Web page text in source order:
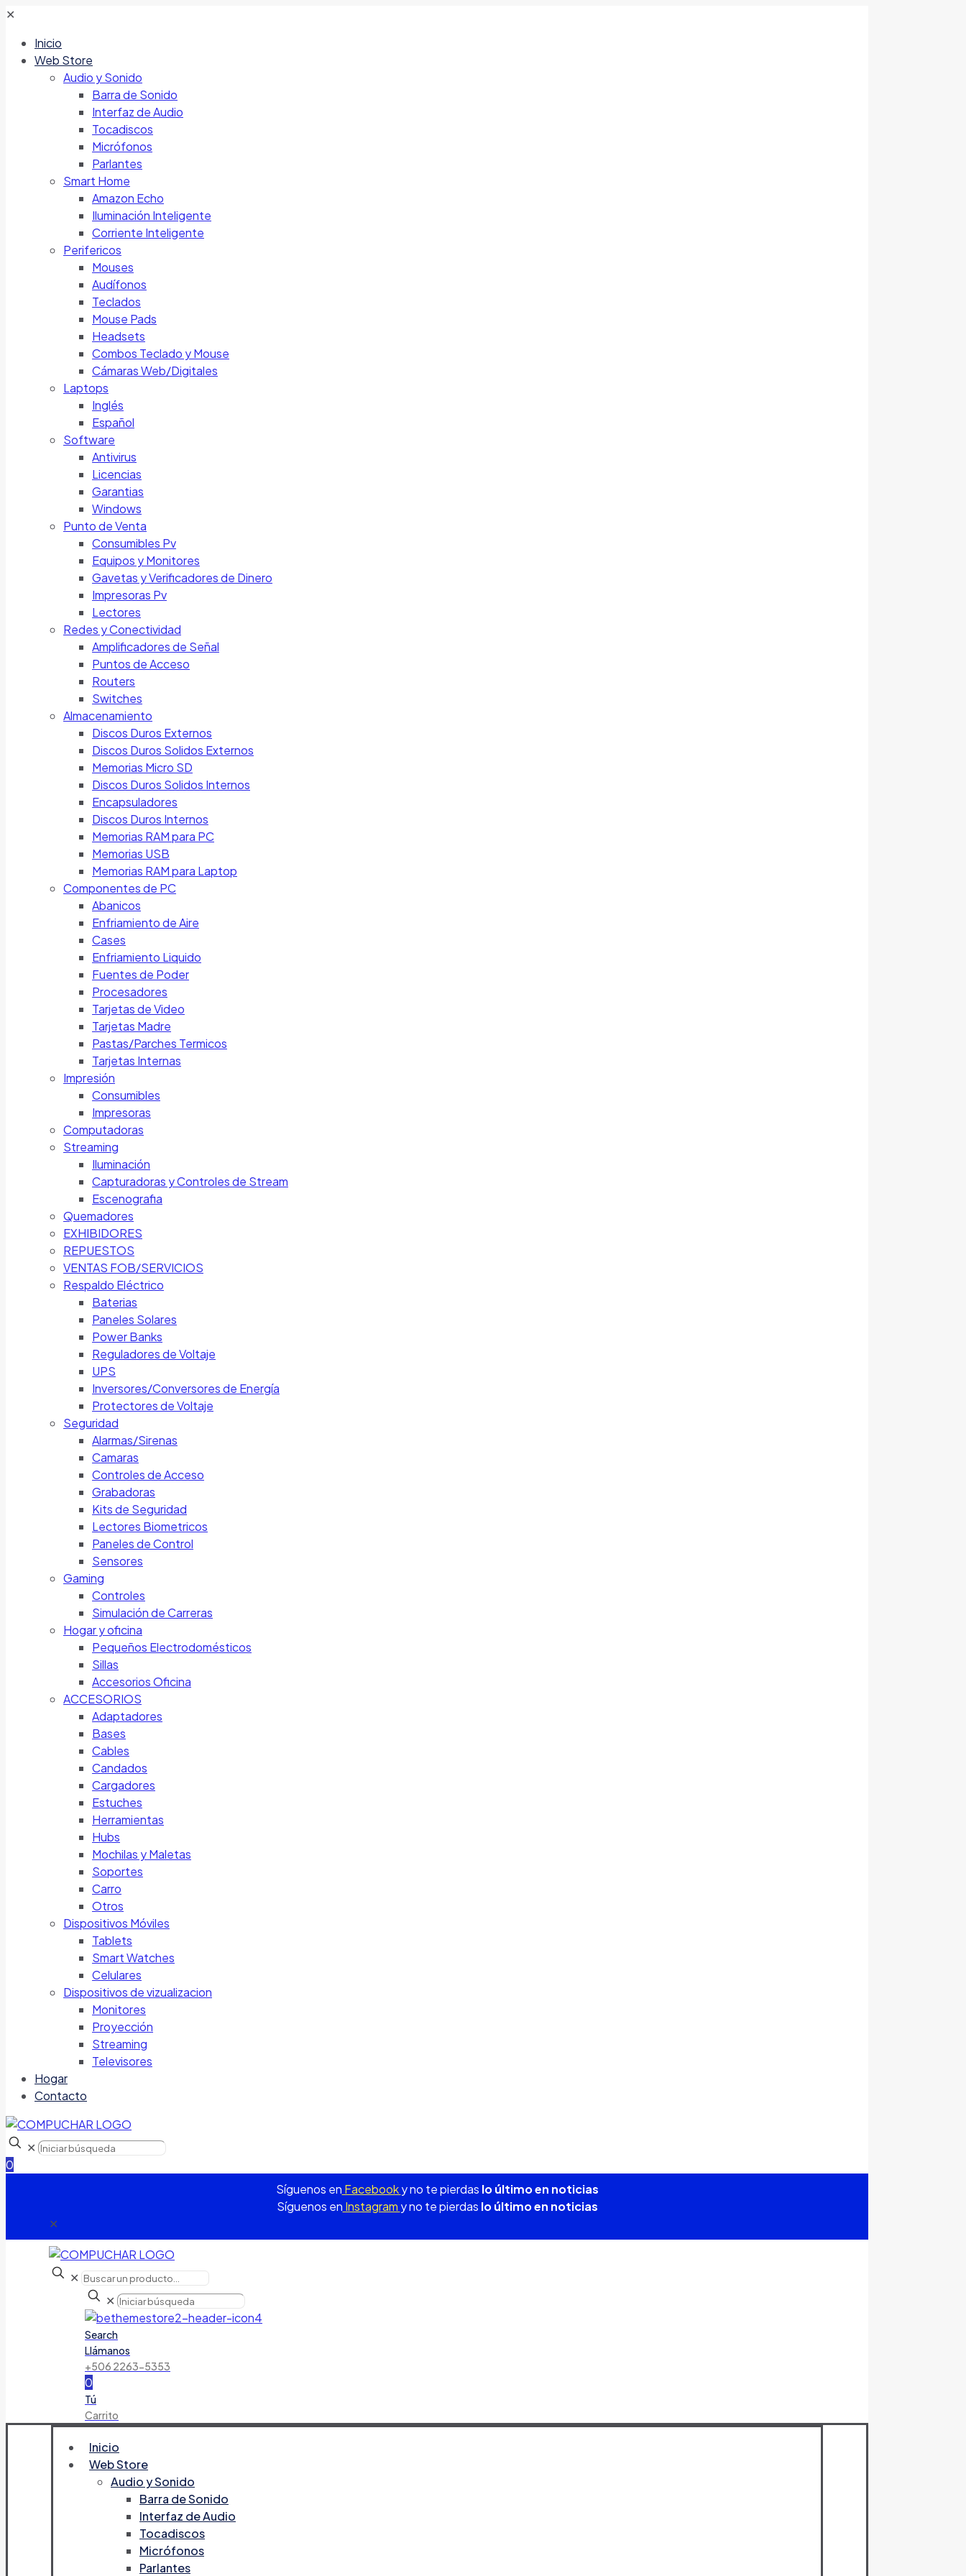
✕
Inicio
Web Store
Audio y Sonido
Barra de Sonido
Interfaz de Audio
Tocadiscos
Micrófonos
Parlantes
Smart Home
Amazon Echo
Iluminación Inteligente
Corriente Inteligente
Perifericos
Mouses
Audífonos
Teclados
Mouse Pads
Headsets
Combos Teclado y Mouse
Cámaras Web/Digitales
Laptops
Inglés
Español
Software
Antivirus
Licencias
Garantias
Windows
Punto de Venta
Consumibles Pv
Equipos y Monitores
Gavetas y Verificadores de Dinero
Impresoras Pv
Lectores
Redes y Conectividad
Amplificadores de Señal
Puntos de Acceso
Routers
Switches
Almacenamiento
Discos Duros Externos
Discos Duros Solidos Externos
Memorias Micro SD
Discos Duros Solidos Internos
Encapsuladores
Discos Duros Internos
Memorias RAM para PC
Memorias USB
Memorias RAM para Laptop
Componentes de PC
Abanicos
Enfriamiento de Aire
Cases
Enfriamiento Liquido
Fuentes de Poder
Procesadores
Tarjetas de Video
Tarjetas Madre
Pastas/Parches Termicos
Tarjetas Internas
Impresión
Consumibles
Impresoras
Computadoras
Streaming
Iluminación
Capturadoras y Controles de Stream
Escenografia
Quemadores
EXHIBIDORES
REPUESTOS
VENTAS FOB/SERVICIOS
Respaldo Eléctrico
Baterias
Paneles Solares
Power Banks
Reguladores de Voltaje
UPS
Inversores/Conversores de Energía
Protectores de Voltaje
Seguridad
Alarmas/Sirenas
Camaras
Controles de Acceso
Grabadoras
Kits de Seguridad
Lectores Biometricos
Paneles de Control
Sensores
Gaming
Controles
Simulación de Carreras
Hogar y oficina
Pequeños Electrodomésticos
Sillas
Accesorios Oficina
ACCESORIOS
Adaptadores
Bases
Cables
Candados
Cargadores
Estuches
Herramientas
Hubs
Mochilas y Maletas
Soportes
Carro
Otros
Dispositivos Móviles
Tablets
Smart Watches
Celulares
Dispositivos de vizualizacion
Monitores
Proyección
Streaming
Televisores
Hogar
Contacto
✕
0
Síguenos en Facebooky no te pierdas lo último en noticias
Síguenos en Instagram y no te pierdas lo último en noticias
✕
✕
✕
Search
Llámanos
+506 2263-5353
0
Tú
Carrito
Inicio
Web Store
Audio y Sonido
Barra de Sonido
Interfaz de Audio
Tocadiscos
Micrófonos
Parlantes